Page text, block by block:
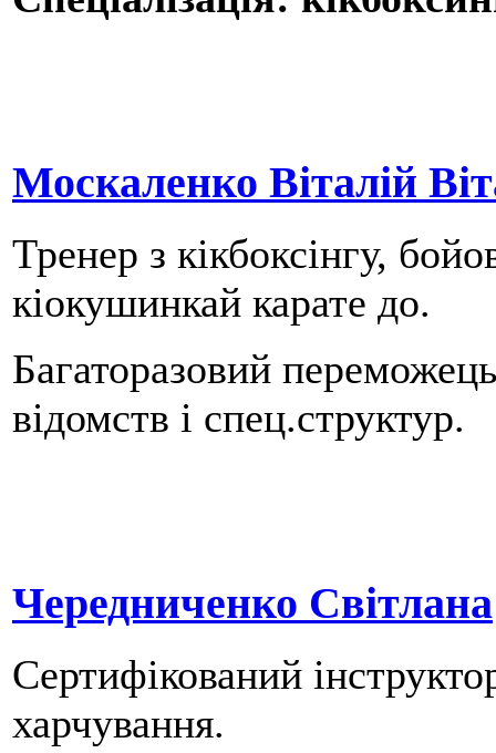
Москаленко Віталій
Тренер з кікбоксінгу,
кіокушинкай карате до.
Багаторазовий
відомств і спец.структур.
Чередниченко Світлана
Сертифікований
харчування.